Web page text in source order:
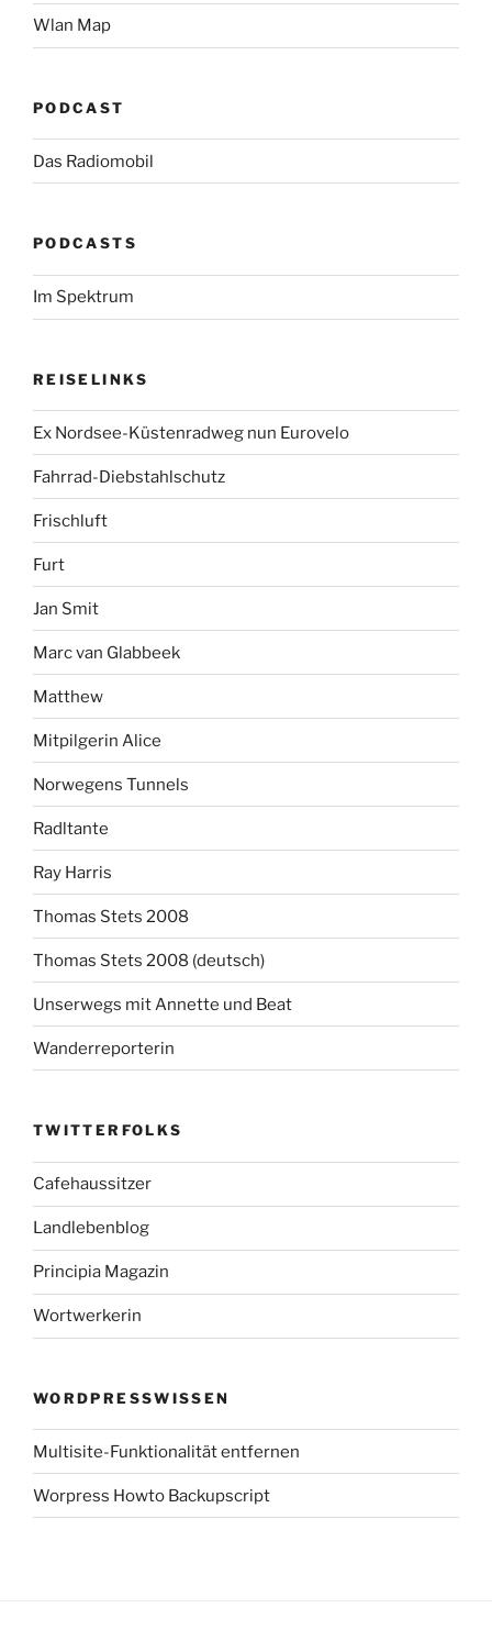
Wlan Map
PODCAST
Das Radiomobil
PODCASTS
Im Spektrum
REISELINKS
Ex Nordsee-Küstenradweg nun Eurovelo
Fahrrad-Diebstahlschutz
Frischluft
Furt
Jan Smit
Marc van Glabbeek
Matthew
Mitpilgerin Alice
Norwegens Tunnels
Radltante
Ray Harris
Thomas Stets 2008
Thomas Stets 2008 (deutsch)
Unserwegs mit Annette und Beat
Wanderreporterin
TWITTERFOLKS
Cafehaussitzer
Landlebenblog
Principia Magazin
Wortwerkerin
WORDPRESSWISSEN
Multisite-Funktionalität entfernen
Worpress Howto Backupscript